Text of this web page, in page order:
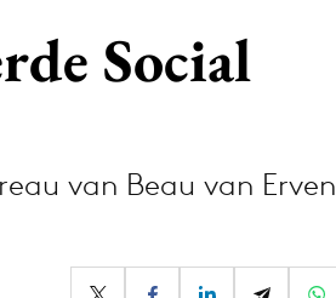
Social
van Beau van Erven